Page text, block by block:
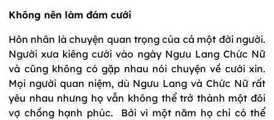
Không nên làm đám cưới
Hôn nhân là chuyện quan trọng của cả một đời người.
Người xưa kiêng cưới vào ngày Ngưu Lang Chức Nữ
và cũng không có gặp nhau nói chuyện về cưới xin.
Mọi người quan niệm, dù Ngưu Lang và Chức Nữ rất
yêu nhau nhưng họ vẫn không thể trở thành một đôi
vợ chồng hạnh phúc. Bởi vì một năm họ chỉ có thể